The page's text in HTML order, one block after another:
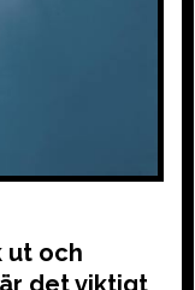
ut och
det viktigt